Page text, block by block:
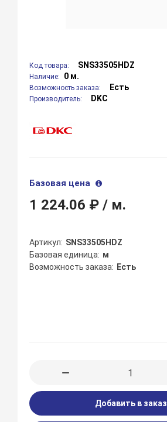
Код товара: SNS33505HDZ
Наличие: 0 м.
Возможность заказа: Есть
Производитель: DKC
Базовая цена
1 224.06 ₽/ м.
Артикул
SNS33505HDZ
Базовая единица м
Возможность заказа
Есть
Добавить в заказ